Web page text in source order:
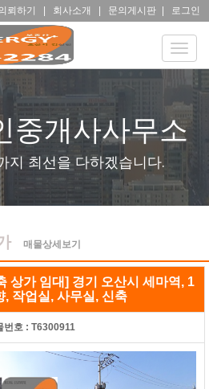
뢰하기 회사소개 문의게시판 로그인
Toggle
중개사사무소
지 최선을 다하겠습니다.
매물상세보기
상가 임대] 경기 오산시 세마역, 1
, 작업실, 사무실, 신축
번호 : T6300911